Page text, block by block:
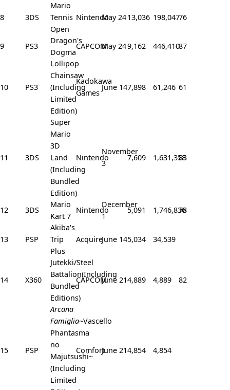
8 3DS
Mario
Tennis
Open
NintendoMay 2413,036 198,04776
9 PS3
Dragon's
Dogma
CAPCOMMay 249,162 446,41087
10 PS3
Lollipop
Chainsaw
(Including
Limited
Edition)
Kadokawa
Games
June 147,898 61,246 61
11 3DS
Super
Mario
3D
Land
(Including
Bundled
Edition)
Nintendo
November
3
7,609 1,631,358
83
12 3DS
Mario
Kart 7
Nintendo
December
1
5,091 1,746,836
78
13 PSP
Akiba's
Trip
Plus
AcquireJune 145,034 34,539
14 X360
Jutekki/Steel
Battalion(Including
Bundled
Editions)
CAPCOMJune 214,889 4,889 82
15 PSP
Arcana
Famiglia~Vascello
Phantasma
no
Majutsushi~
(Including
Limited
ComfortJune 214,854 4,854